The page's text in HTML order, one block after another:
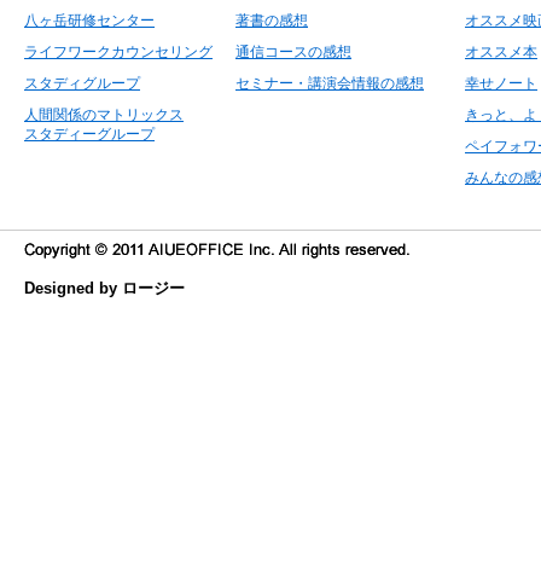
八ヶ岳研修センター
ライフワークカウンセリング
スタディグループ
人間関係のマトリックス
スタディーグループ
著書の感想
通信コースの感想
セミナー・講演会情報の感想
オススメ映
オススメ本
幸せノート
きっと、
ペイフォワ
みんなの感
Designed by ロージー